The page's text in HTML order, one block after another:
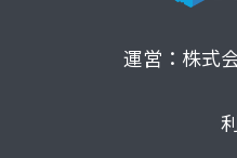
運営：株式